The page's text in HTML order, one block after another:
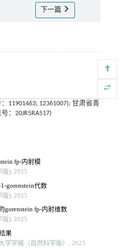
下一篇
11901463; 12361007); 甘肃省青
：20JR5RA517)